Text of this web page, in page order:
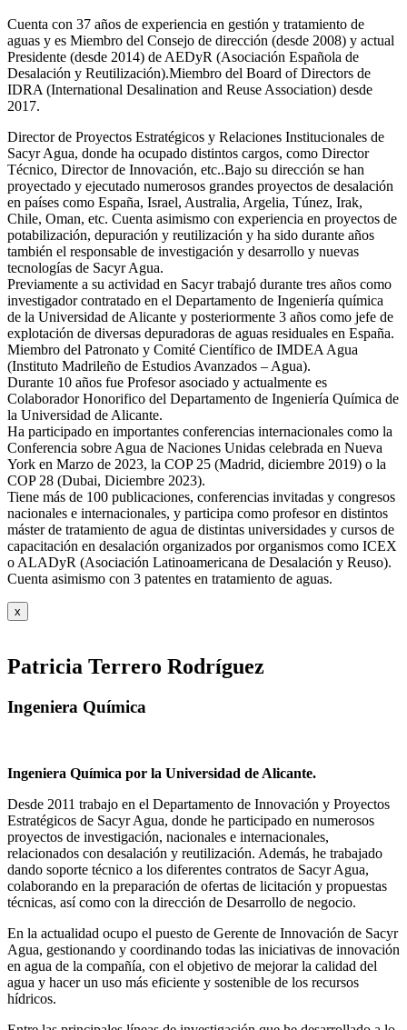
Cuenta con 37 años de experiencia en gestión y tratamiento de
aguas y es Miembro del Consejo de dirección (desde 2008) y actual
Presidente (desde 2014) de AEDyR (Asociación Española de
Desalación y Reutilización).Miembro del Board of Directors de
IDRA (International Desalination and Reuse Association) desde
2017.
Director de Proyectos Estratégicos y Relaciones Institucionales de
Sacyr Agua, donde ha ocupado distintos cargos, como Director
Técnico, Director de Innovación, etc..Bajo su dirección se han
proyectado y ejecutado numerosos grandes proyectos de desalación
en países como España, Israel, Australia, Argelia, Túnez, Irak,
Chile, Oman, etc. Cuenta asimismo con experiencia en proyectos de
potabilización, depuración y reutilización y ha sido durante años
también el responsable de investigación y desarrollo y nuevas
tecnologías de Sacyr Agua.
Previamente a su actividad en Sacyr trabajó durante tres años como
investigador contratado en el Departamento de Ingeniería química
de la Universidad de Alicante y posteriormente 3 años como jefe de
explotación de diversas depuradoras de aguas residuales en España.
Miembro del Patronato y Comité Científico de IMDEA Agua
(Instituto Madrileño de Estudios Avanzados – Agua).
Durante 10 años fue Profesor asociado y actualmente es
Colaborador Honorifico del Departamento de Ingeniería Química de
la Universidad de Alicante.
Ha participado en importantes conferencias internacionales como la
Conferencia sobre Agua de Naciones Unidas celebrada en Nueva
York en Marzo de 2023, la COP 25 (Madrid, diciembre 2019) o la
COP 28 (Dubai, Diciembre 2023).
Tiene más de 100 publicaciones, conferencias invitadas y congresos
nacionales e internacionales, y participa como profesor en distintos
máster de tratamiento de agua de distintas universidades y cursos de
capacitación en desalación organizados por organismos como ICEX
o ALADyR (Asociación Latinoamericana de Desalación y Reuso).
Cuenta asimismo con 3 patentes en tratamiento de aguas.
x
Patricia Terrero Rodríguez
Ingeniera Química
Ingeniera Química por la Universidad de Alicante.
Desde 2011 trabajo en el Departamento de Innovación y Proyectos
Estratégicos de Sacyr Agua, donde he participado en numerosos
proyectos de investigación, nacionales e internacionales,
relacionados con desalación y reutilización. Además, he trabajado
dando soporte técnico a los diferentes contratos de Sacyr Agua,
colaborando en la preparación de ofertas de licitación y propuestas
técnicas, así como con la dirección de Desarrollo de negocio.
En la actualidad ocupo el puesto de Gerente de Innovación de Sacyr
Agua, gestionando y coordinando todas las iniciativas de innovación
en agua de la compañía, con el objetivo de mejorar la calidad del
agua y hacer un uso más eficiente y sostenible de los recursos
hídricos.